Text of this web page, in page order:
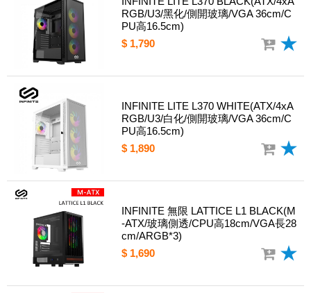
RGB/U3/黑化/側開玻璃/VGA 36cm/C
PU高16.5cm)
$ 1,790
INFINITE LITE L370 WHITE(ATX/4xA
RGB/U3/白化/側開玻璃/VGA 36cm/C
PU高16.5cm)
$ 1,890
INFINITE 無限 LATTICE L1 BLACK(M
-ATX/玻璃側透/CPU高18cm/VGA長28
cm/ARGB*3)
$ 1,690